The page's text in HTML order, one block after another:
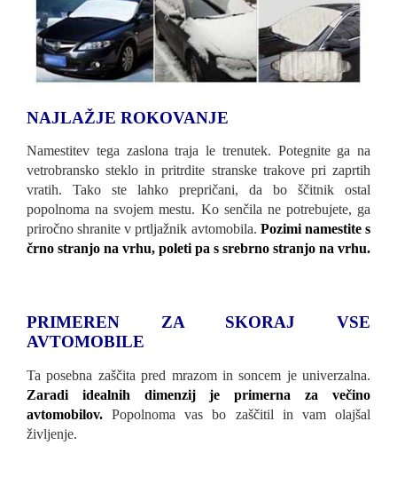
NAJLAŽJE ROKOVANJE
Namestitev tega zaslona traja le trenutek. Potegnite ga na
vetrobransko steklo in pritrdite stranske trakove pri zaprtih
vratih. Tako ste lahko prepričani, da bo ščitnik ostal
popolnoma na svojem mestu. Ko senčila ne potrebujete, ga
priročno shranite v prtljažnik avtomobila. Pozimi namestite s
črno stranjo na vrhu, poleti pa s srebrno stranjo na vrhu.
PRIMEREN ZA SKORAJ VSE
AVTOMOBILE
Ta posebna zaščita pred mrazom in soncem je univerzalna.
Zaradi idealnih dimenzij je primerna za večino
avtomobilov. Popolnoma vas bo zaščitil in vam olajšal
življenje.